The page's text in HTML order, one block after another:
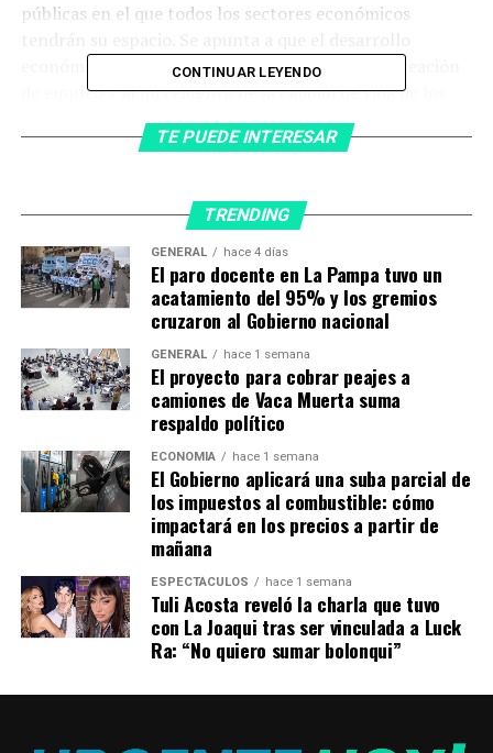
públicas en el que todos los sectores económicos
económico provincial tenga su correlato en la creación
de empleo y al incremento de la calidad de vida de los
Ejecutivo Provincial ocupe la Presidencia Honoraria del
organismo y la designación de un Director Ejecutivo,
cargo en el que fuera designado Sebastián Lastiri.
Representarán al Poder Ejecutivo pampeano Sebastián
Lastiri; el ministro de la Producción, Ricardo Moralejo;
el ministro de Conectividad y Modernización, Antonio
Curciarello; el secretario de Energía y Minería, Matías
Toso; y la secretaria de Turismo, Adriana Romero.
Restan designarse como representantes dos directores
por el Poder Legislativo y dos que representarán al
Consejo Asesor, que integrarán todos los sectores
económicos, la UNLPam, y organismos públicos e
instituciones vinculadas al objeto de la Agencia.
El rol del BLP
La integración del Banco de La Pampa a la Agencia se
plasmó en el convenio firmado hoy entre el Gobernador
y el presidente de la entidad crediticia.
El acuerdo prevé acciones de colaboración y
en el marco de las competencias facultadas por la Carta
CONTINUAR LEYENDO
TE PUEDE INTERESAR
TRENDING
GENERAL hace 4 días
El paro docente en La Pampa tuvo un
acatamiento del 95% y los gremios
cruzaron al Gobierno nacional
GENERAL hace 1 semana
El proyecto para cobrar peajes a
camiones de Vaca Muerta suma
respaldo político
ECONOMÍA hace 1 semana
El Gobierno aplicará una suba parcial de
los impuestos al combustible: cómo
impactará en los precios a partir de
mañana
ESPECTÁCULOS hace 1 semana
Tuli Acosta reveló la charla que tuvo
con La Joaqui tras ser vinculada a Luck
Ra: “No quiero sumar bolonqui”